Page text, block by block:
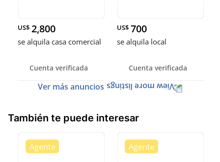
US$ 2,800
se alquila casa comercial
Cuenta verificada
US$ 700
se alquila local
Cuenta verificada
Ver más anuncios
También te puede interesar